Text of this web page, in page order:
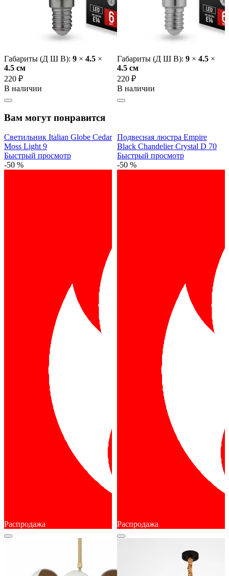
Габариты (Д Ш В): 9 × 4.5 ×
4.5 cм
220 ₽
В наличии
Габариты (Д Ш В): 9 × 4.5 ×
4.5 cм
220 ₽
В наличии
Вам могут понравится
Светильник Italian Globe Cedar
Moss Light 9
Быстрый просмотр
-50 %
Распродажа
Подвесная люстра Empire
Black Chandelier Crystal D 70
Быстрый просмотр
-50 %
Распродажа